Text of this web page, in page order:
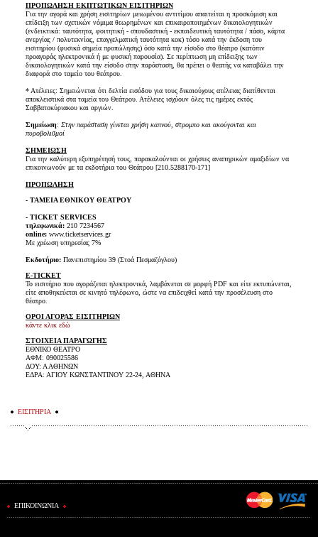
ΠΡΟΠΩΛΗΣΗ ΕΚΠΤΩΤΙΚΩΝ ΕΙΣΙΤΗΡΙΩΝ
Για την αγορά και χρήση εισιτηρίων μειωμένου αντιτίμου απαιτείται η προσκόμιση και
επίδειξη των σχετικών νόμιμα θεωρημένων και επικαιροποιημένων δικαιολογητικών
(ενδεικτικά: ταυτότητα, φοιτητική - σπουδαστική - εκπαιδευτική ταυτότητα / πάσο, κάρτα
ανεργίας / πολυτεκνίας, επαγγελματική ταυτότητα κοκ) τόσο κατά την έκδοση του
εισιτηρίου (φυσικά σημεία προπώλησης) όσο κατά την είσοδο στο θέατρο (κατόπιν
προαγοράς ηλεκτρονικά ή με φυσική παρουσία). Σε περίπτωση μη επίδειξης των
δικαιολογητικών κατά την είσοδο στην παράσταση, θα πρέπει ο θεατής να καταβάλει την
διαφορά στο ταμείο του θεάτρου.
* Ατέλειες: Σημειώνεται ότι δελτία εισόδου για τους δικαιούχους ατέλειας διατίθενται
αποκλειστικά στα ταμεία του Θεάτρου. Ατέλειες ισχύουν όλες τις ημέρες εκτός
Σαββατοκύριακου και αργιών.
Σημείωση: Στην παράσταση γίνεται χρήση καπνού, στρομπο και ακούγονται και
πυροβολισμοί
ΣΗΜΕΙΩΣΗ
Για την καλύτερη εξυπηρέτησή τους, παρακαλούνται οι χρήστες αναπηρικών αμαξιδίων να
επικοινωνούν με τα εκδοτήρια του Θεάτρου [210.5288170-171]
ΠΡΟΠΩΛΗΣΗ
- ΤΑΜΕΙΑ ΕΘΝΙΚΟΥ ΘΕΑΤΡΟΥ
- TICKET SERVICES
τηλεφωνικά:210 7234567
online:www.ticketservices.gr
Με χρέωση υπηρεσίας 7%
Εκδοτήριο:Πανεπιστημίου 39 (Στοά Πεσμαζόγλου)
E-TICKET
Το εισιτήριο που αγοράζεται ηλεκτρονικά, λαμβάνεται σε μορφή PDF και είτε εκτυπώνεται,
είτε αποθηκεύεται σε κινητό τηλέφωνο, ώστε να επιδειχθεί κατά την προσέλευση στο
θέατρο.
ΟΡΟΙ ΑΓΟΡΑΣ ΕΙΣΙΤΗΡΙΩΝ
κάντε κλικ εδώ
ΣΤΟΙΧΕΙΑ ΠΑΡΑΓΩΓΗΣ
ΕΘΝΙΚΟ ΘΕΑΤΡΟ
ΑΦΜ: 090025586
ΔΟΥ: Α ΑΘΗΝΩΝ
ΕΔΡΑ: ΑΓΙΟΥ ΚΩΝΣΤΑΝΤΙΝΟΥ 22-24, ΑΘΗΝΑ
ΕΙΣΙΤΗΡΙΑ
ΕΠΙΚΟΙΝΩΝΙΑ